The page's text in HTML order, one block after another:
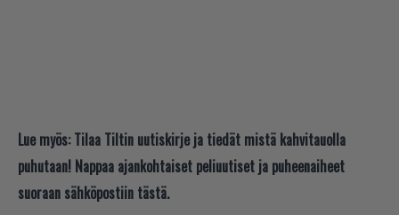
Lue myös: Tilaa Tiltin uutiskirje ja tiedät mistä kahvitauolla
puhutaan! Nappaa ajankohtaiset peliuutiset ja puheenaiheet
suoraan sähköpostiin tästä.